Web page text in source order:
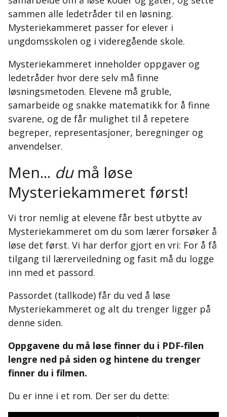
sammen alle ledetråder til en løsning.
Mysteriekammeret passer for elever i
ungdomsskolen og i videregående skole.
Mysteriekammeret inneholder oppgaver og
ledetråder hvor dere selv må finne
løsningsmetoden. Elevene må gruble,
samarbeide og snakke matematikk for å finne
svarene, og de får mulighet til å repetere
begreper, representasjoner, beregninger og
anvendelser.
Men... dumå løse
Mysteriekammeret først!
Vi tror nemlig at elevene får best utbytte av
Mysteriekammeret om du som lærer forsøker å
løse det først. Vi har derfor gjort en vri: For å få
tilgang til lærerveiledning og fasit må du logge
inn med et passord.
Passordet (tallkode) får du ved å løse
Mysteriekammeret og alt du trenger ligger på
denne siden.
Oppgavene du må løse finner du i PDF-filen
lengre ned på siden og hintene du trenger
finner du i filmen.
Du er inne i et rom. Der ser du dette: